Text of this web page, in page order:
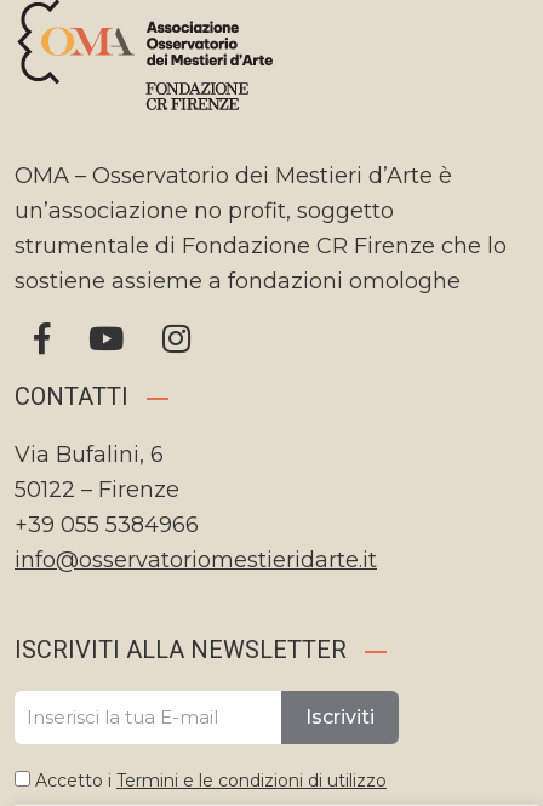
OMA – Osservatorio dei Mestieri d’Arte è
un’associazione no profit, soggetto
strumentale di Fondazione CR Firenze che lo
sostiene assieme a fondazioni omologhe
CONTATTI
Via Bufalini, 6
50122 – Firenze
+39 055 5384966
info@osservatoriomestieridarte.it
ISCRIVITI ALLA NEWSLETTER
Iscriviti
Accetto i Termini e le condizioni di utilizzo